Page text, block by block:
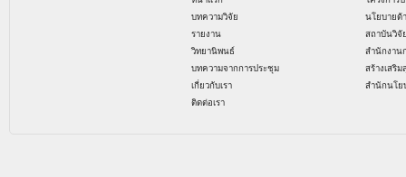
บทความวิจัย
รายงาน
วิทยานิพนธ์
บทความจากการประชุม
เกี่ยวกับเรา
ติดต่อเรา
นโยบายด้
สถาบันวิจั
สำนักงาน
สร้างเสริ
สำนักนโย